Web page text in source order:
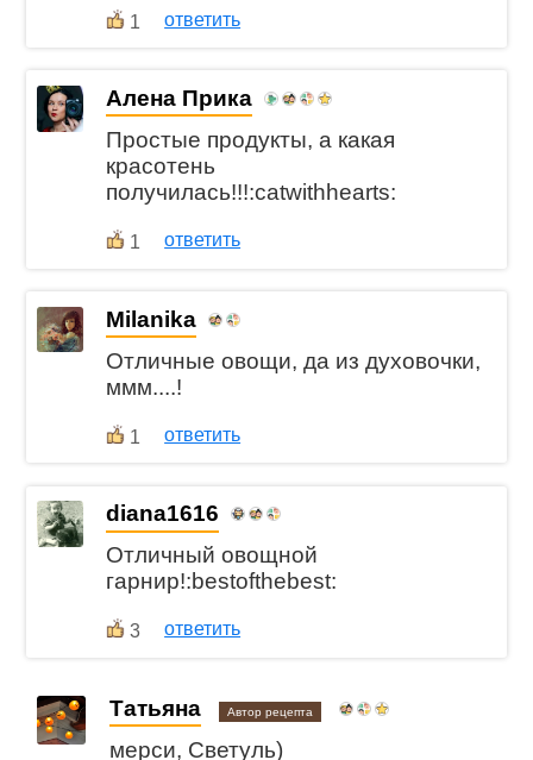
1 ответить
Алена Прика
Простые продукты, а какая
красотень
получилась!!!:catwithhearts:
1 ответить
Milanika
Отличные овощи, да из духовочки,
ммм....!
1 ответить
diana1616
Отличный овощной
гарнир!:bestofthebest:
3 ответить
Татьяна Автор рецепта
мерси, Светуль)